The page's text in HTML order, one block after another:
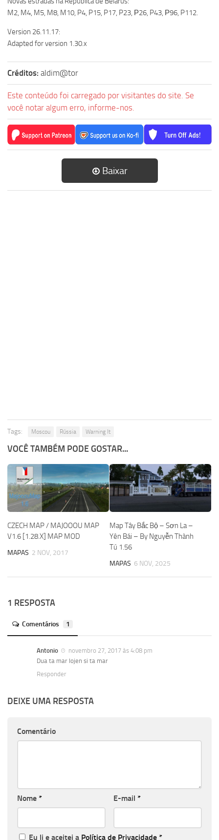
M2, M4, M5, M8, M10, P4, P15, P17, P23, Р26, P43, Р96, P112.
Version 26.11.17:
Adapted for version 1.30.x
Créditos: aldim@tor
Este conteúdo foi carregado por visitantes do site. Se
você notar algum erro, informe-nos.
Baixar
Tags: Moscou Rússia Warning It
VOCÊ TAMBÉM PODE GOSTAR...
CZECH MAP / MAJOOOU MAP
V1.6 [1.28.X] MAP MOD
MAPAS 2 NOV, 2017
Map Tây Bắc Bộ – Sơn La –
Yên Bái – By Nguyễn Thành
Tú 1.56
MAPAS 6 NOV, 2025
1 RESPOSTA
Comentários 1
Antonio
novembro 27, 2017 às 4:08 pm
Dua ta mar lojen si ta mar
Responder
DEIXE UMA RESPOSTA
Comentário
Nome * E-mail *
Eu li e aceitei a Política de Privacidade *